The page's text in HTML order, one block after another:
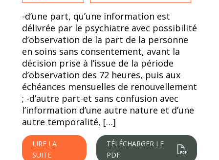
-d’une part, qu’une information est
délivrée par le psychiatre avec possibilité
d’observation de la part de la personne
en soins sans consentement, avant la
décision prise à l’issue de la période
d’observation des 72 heures, puis aux
échéances mensuelles de renouvellement
; -d’autre part-et sans confusion avec
l’information d’une autre nature et d’une
autre temporalité, […]
LIRE LA
SUITE
TÉLÉCHARGER LE
PDF